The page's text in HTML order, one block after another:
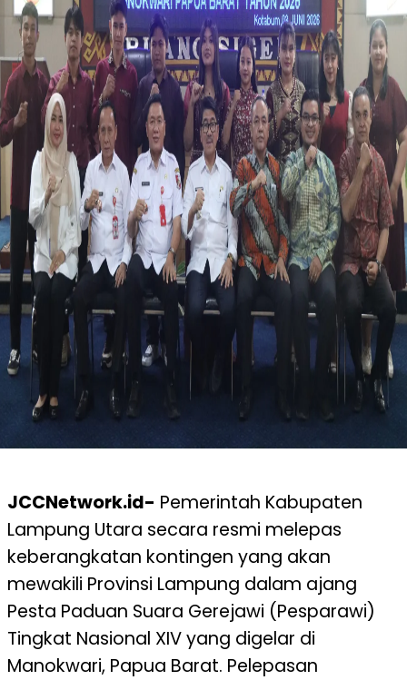
JCCNetwork.id- Pemerintah Kabupaten
Lampung Utara secara resmi melepas
keberangkatan kontingen yang akan
mewakili Provinsi Lampung dalam ajang
Pesta Paduan Suara Gerejawi (Pesparawi)
Tingkat Nasional XIV yang digelar di
Manokwari, Papua Barat. Pelepasan